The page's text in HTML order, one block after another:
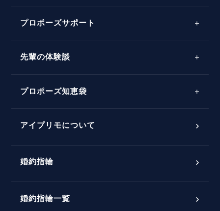
プロポーズサポート
プロポーズアイテム
パーフェクトプロポーズリング
先輩の体験談
プロポーズ知恵袋
ダイヤモンドの品質とは？
アイプリモについて
婚約指輪
婚約指輪一覧